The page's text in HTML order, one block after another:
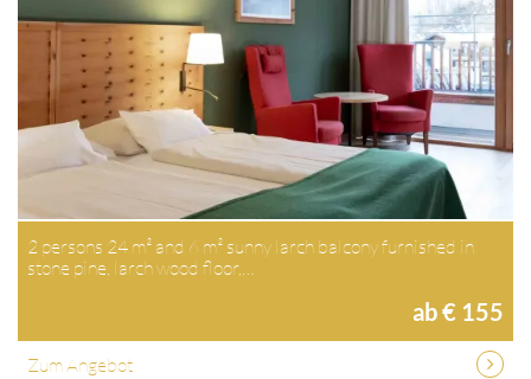
2 persons 24 m² and 6 m² sunny larch balcony furnished in
stone pine, larch wood floor,…
ab € 155
Zum Angebot